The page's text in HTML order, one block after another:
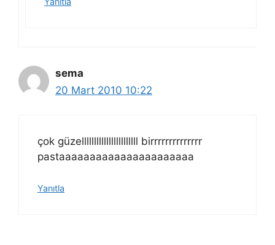
sema
20 Mart 2010 10:22
çok güzelllllllllllllllllllllll birrrrrrrrrrrrrr
pastaaaaaaaaaaaaaaaaaaaaaa
Yanıtla